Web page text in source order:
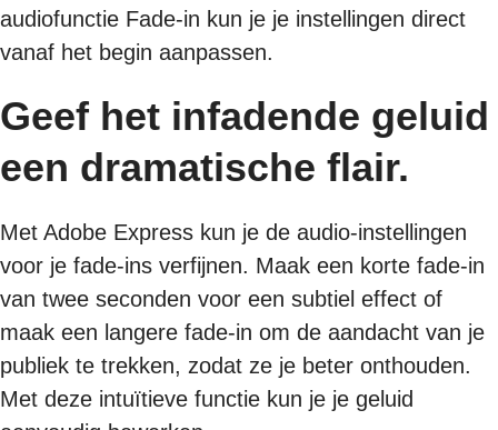
audiofunctie Fade-in kun je je instellingen direct
vanaf het begin aanpassen.
Geef het infadende geluid
een dramatische flair.
Met Adobe Express kun je de audio-instellingen
voor je fade-ins verfijnen. Maak een korte fade-in
van twee seconden voor een subtiel effect of
maak een langere fade-in om de aandacht van je
publiek te trekken, zodat ze je beter onthouden.
Met deze intuïtieve functie kun je je geluid